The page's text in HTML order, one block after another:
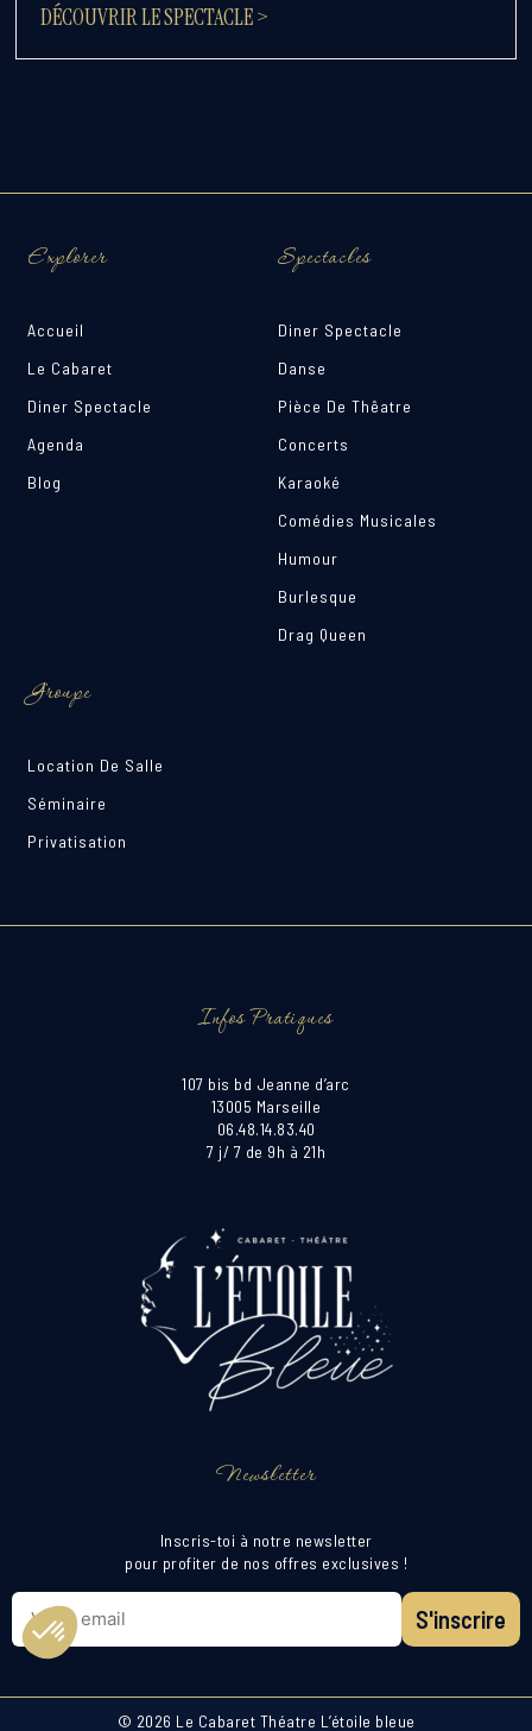
DÉCOUVRIR LE SPECTACLE >
Explorer
Accueil
Le Cabaret
Diner Spectacle
Agenda
Blog
Spectacles
Diner Spectacle
Danse
Pièce De Thêatre
Concerts
Karaoké
Comédies Musicales
Humour
Burlesque
Drag Queen
Groupe
Location De Salle
Séminaire
Privatisation
Infos Pratiques
107 bis bd Jeanne d’arc
13005 Marseille
06.48.14.83.40
7 j/ 7 de 9h à 21h
Newsletter
Inscris-toi à notre newsletter
pour profiter de nos offres exclusives !
S'inscrire
© 2026 Le Cabaret Théatre L’étoile bleue